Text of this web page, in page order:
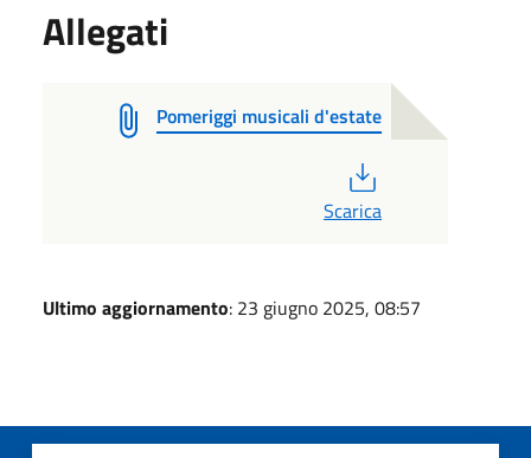
Allegati
Pomeriggi musicali d'estate
Scarica
Ultimo aggiornamento: 23 giugno 2025, 08:57